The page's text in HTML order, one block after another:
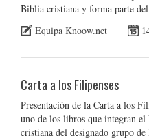
Biblia cristiana y forma parte
Equipa Knoow.net
Carta a los Filipenses
Presentación de la Carta a los
uno de los libros que integran
cristiana del designado grupo